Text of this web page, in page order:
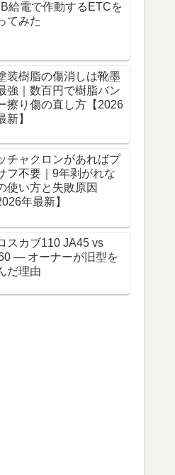
給電で作動するETCを
てみた
装樹脂の傷消しは靴墨
強｜数百円で樹脂バン
擦り傷の直し方【2026
新】
チャクロンがあればプ
フ不要｜9年剥がれな
使い方と失敗原因
年最新】
スカブ110 JA45 vs
— オーナーが旧型を
だ理由